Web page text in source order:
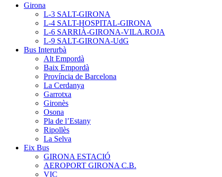
Girona
L-3 SALT-GIRONA
L-4 SALT-HOSPITAL-GIRONA
L-6 SARRIÀ-GIRONA-VILA.ROJA
L-9 SALT-GIRONA-UdG
Bus Interurbà
Alt Empordà
Baix Empordà
Província de Barcelona
La Cerdanya
Garrotxa
Gironès
Osona
Pla de l’Estany
Ripollès
La Selva
Eix Bus
GIRONA ESTACIÓ
AEROPORT GIRONA C.B.
VIC